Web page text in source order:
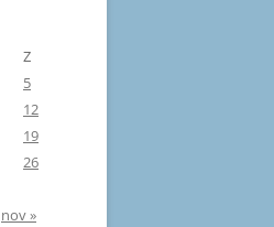
Z
5
12
19
26
nov »